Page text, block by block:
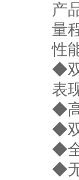
产
量
性
◆
表
◆
◆
◆
◆